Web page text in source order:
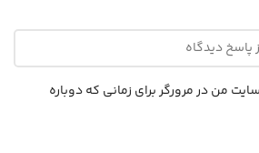
من در مرورگر برای زمانی که دوباره